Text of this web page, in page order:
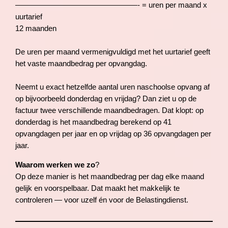
————————————————- = uren per maand x
uurtarief
12 maanden
De uren per maand vermenigvuldigd met het uurtarief geeft
het vaste maandbedrag per opvangdag.
Neemt u exact hetzelfde aantal uren naschoolse opvang af
op bijvoorbeeld donderdag en vrijdag? Dan ziet u op de
factuur twee verschillende maandbedragen. Dat klopt: op
donderdag is het maandbedrag berekend op 41
opvangdagen per jaar en op vrijdag op 36 opvangdagen per
jaar.
Waarom werken we zo?
Op deze manier is het maandbedrag per dag elke maand
gelijk en voorspelbaar. Dat maakt het makkelijk te
controleren — voor uzelf én voor de Belastingdienst.